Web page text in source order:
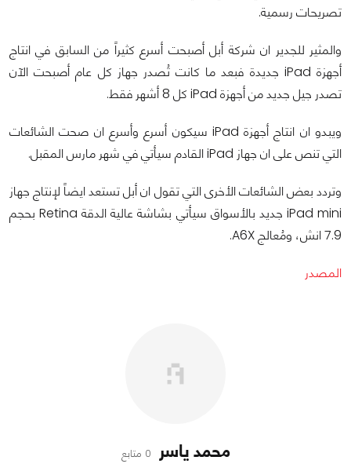
تصريحات رسمية.
والمثير للجدير ان شركة أبل أصبحت أسرع كثيراً من السابق في انتاج
أجهزة iPad جديدة فبعد ما كانت تُصدر جهاز كل عام أصبحت الآن
تصدر جيل جديد من أجهزة iPad كل 8 أشهر فقط.
ويبدو ان انتاج أجهزة iPad سيكون أسرع وأسرع ان صحت الشائعات
التي تنص على ان جهاز iPad القادم سيأتي في شهر مارس المقبل.
وتردد بعض الشائعات الأخرى التي تقول ان أبل تستعد ايضاً لإنتاج جهاز
iPad mini جديد بالأسواق سيأتي بشاشة عالية الدقة Retina بحجم
7.9 انش، ومُعالج A6X.
المصدر
محمد ياسر 0 متابع